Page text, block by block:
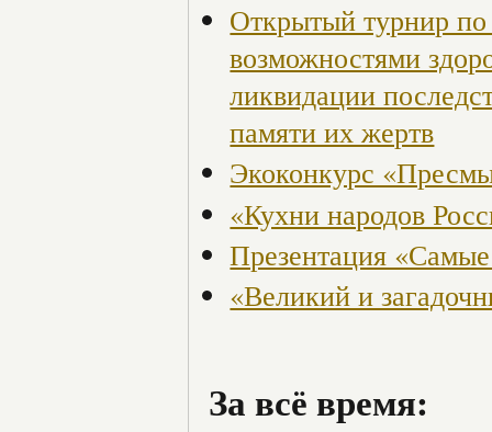
Открытый турнир
возможностями
ликвидации
памяти их жертв
Экоконкурс
«Кухни народов
Презентация
«Великий и
За всё время: